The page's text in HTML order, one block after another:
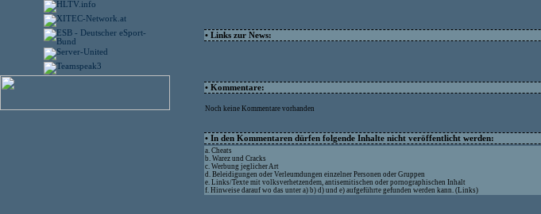
• Links zur News:
• Kommentare:
Noch keine Kommentare vorhanden
• In den Kommentaren dürfen folgende Inhalte nicht veröffentlicht werden:
a. Cheats
b. Warez und Cracks
c. Werbung jeglicher Art
d. Beleidigungen oder Verleumdungen einzelner Personen oder Gruppen
e. Links/Texte mit volksverhetzendem, antisemitischen oder pornographischen Inhalt
f. Hinweise darauf wo das unter a) b) d) und e) aufgeführte gefunden werden kann. (Links)